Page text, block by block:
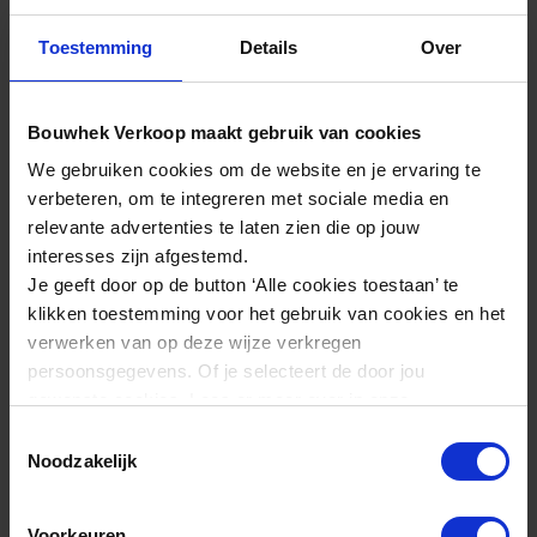
Toestemming Details Over
Bouwhek Verkoop maakt gebruik van cookies
We gebruiken cookies om de website en je ervaring te
verbeteren, om te integreren met sociale media en
relevante advertenties te laten zien die op jouw
interesses zijn afgestemd.
Je geeft door op de button ‘Alle cookies toestaan’ te
klikken toestemming voor het gebruik van cookies en het
verwerken van op deze wijze verkregen
persoonsgegevens. Of je selecteert de door jou
Noodzakelijk
Logo Bordje | 196 x 80 mm
€ 3,25 excl. btw
€ 4,00
Eigen ontwerp
Full color logo
Specificaties Logo Bordje | 297 x 100 mm
Artikel Logo Bordje | 297 x 100 mm